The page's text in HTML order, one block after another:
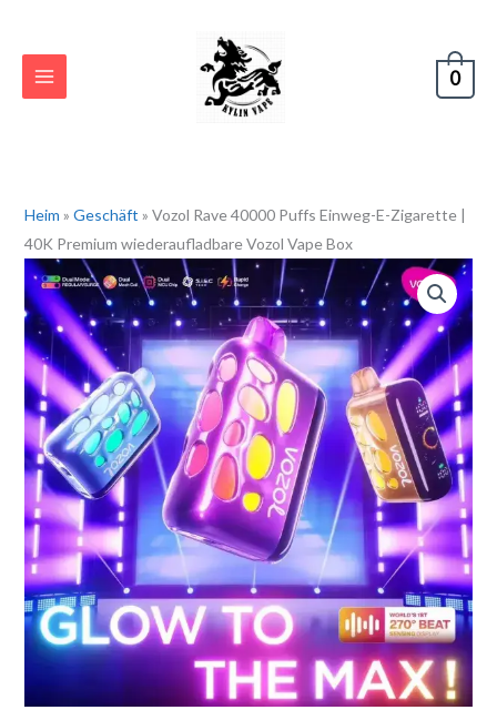
springen
0
Heim » Geschäft » Vozol Rave 40000 Puffs Einweg-E-Zigarette |
40K Premium wiederaufladbare Vozol Vape Box
Vozol
Rave
40000
Puffs
Disposable
Vape
|
40K
Premium
Rechargeable
Vozol
Vape
Box
Menge